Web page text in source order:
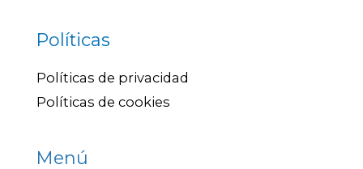
Políticas
Políticas de privacidad
Políticas de cookies
Menú